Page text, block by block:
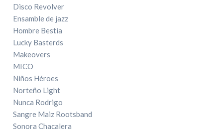
Disco Revolver
Ensamble de jazz
Hombre Bestia
Lucky Basterds
Makeovers
MICO
Niños Héroes
Norteño Light
Nunca Rodrigo
Sangre Maiz Rootsband
Sonora Chacalera